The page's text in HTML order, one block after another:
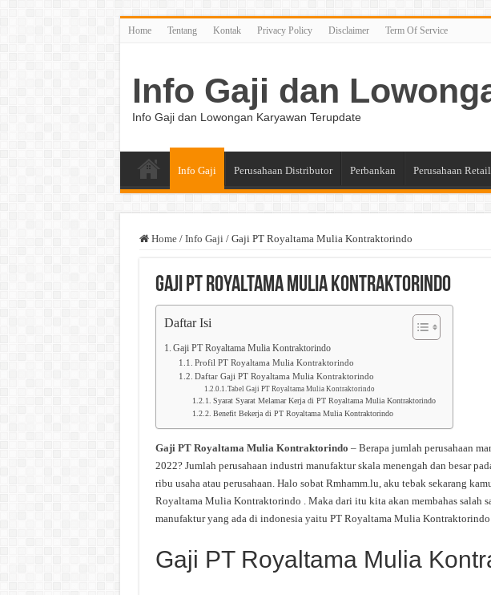
Home Tentang Kontak Privacy Policy Disclaimer Term Of Service
Info Gaji dan
Info Gaji dan Lowongan Karyawan Terupdate
Info Gaji Perusahaan Distributor Perbankan Perusahaan Retail
Home / Info Gaji / Gaji PT Royaltama Mulia Kontraktorindo
Gaji PT Royaltama Mulia Kontraktorindo
Daftar Isi
Gaji PT Royaltama Mulia Kontraktorindo
Profil PT Royaltama Mulia Kontraktorindo
Daftar Gaji PT Royaltama Mulia Kontraktorindo
Tabel Gaji PT Royaltama Mulia Kontraktorindo
Syarat Syarat Melamar Kerja di PT Royaltama Mulia Kontraktorindo
Benefit Bekerja di PT Royaltama Mulia Kontraktorindo
Gaji PT Royaltama Mulia Kontraktorindo – Berapa jumlah perusahaan
2022? Jumlah perusahaan industri manufaktur skala menengah dan besar
ribu usaha atau perusahaan. Halo sobat Rmhamm.lu, aku tebak sekarang
Royaltama Mulia Kontraktorindo . Maka dari itu kita akan membahas salah
manufaktur yang ada di indonesia yaitu PT Royaltama Mulia
Gaji PT Royaltama Mulia